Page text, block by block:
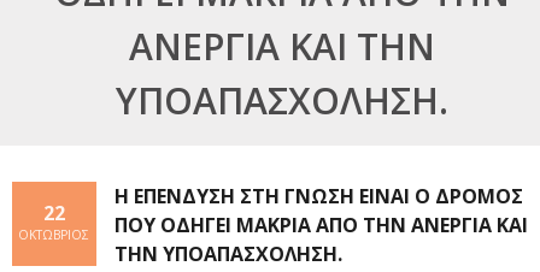
ΑΝΕΡΓΊΑ ΚΑΙ ΤΗΝ
ΥΠΟΑΠΑΣΧΌΛΗΣΗ.
Η ΕΠΈΝΔΥΣΗ ΣΤΗ ΓΝΏΣΗ ΕΊΝΑΙ Ο ΔΡΌΜΟΣ
ΠΟΥ ΟΔΗΓΕΊ ΜΑΚΡΙΆ ΑΠΌ ΤΗΝ ΑΝΕΡΓΊΑ ΚΑΙ
ΤΗΝ ΥΠΟΑΠΑΣΧΌΛΗΣΗ.
22
ΟΚΤΏΒΡΙΟΣ